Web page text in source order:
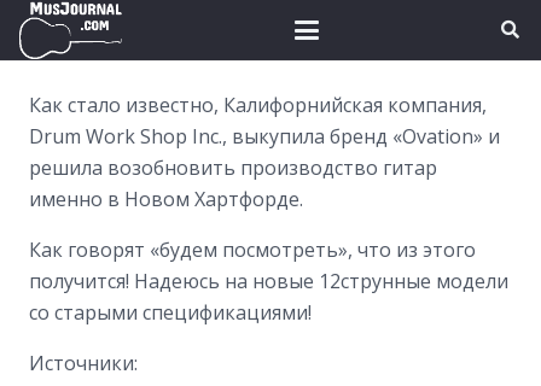
Как стало известно, Калифорнийская компания,
Drum Work Shop Inc., выкупила бренд «Ovation» и
решила возобновить производство гитар
именно в Новом Хартфорде.
Как говорят «будем посмотреть», что из этого
получится! Надеюсь на новые 12струнные модели
со старыми спецификациями!
Источники: